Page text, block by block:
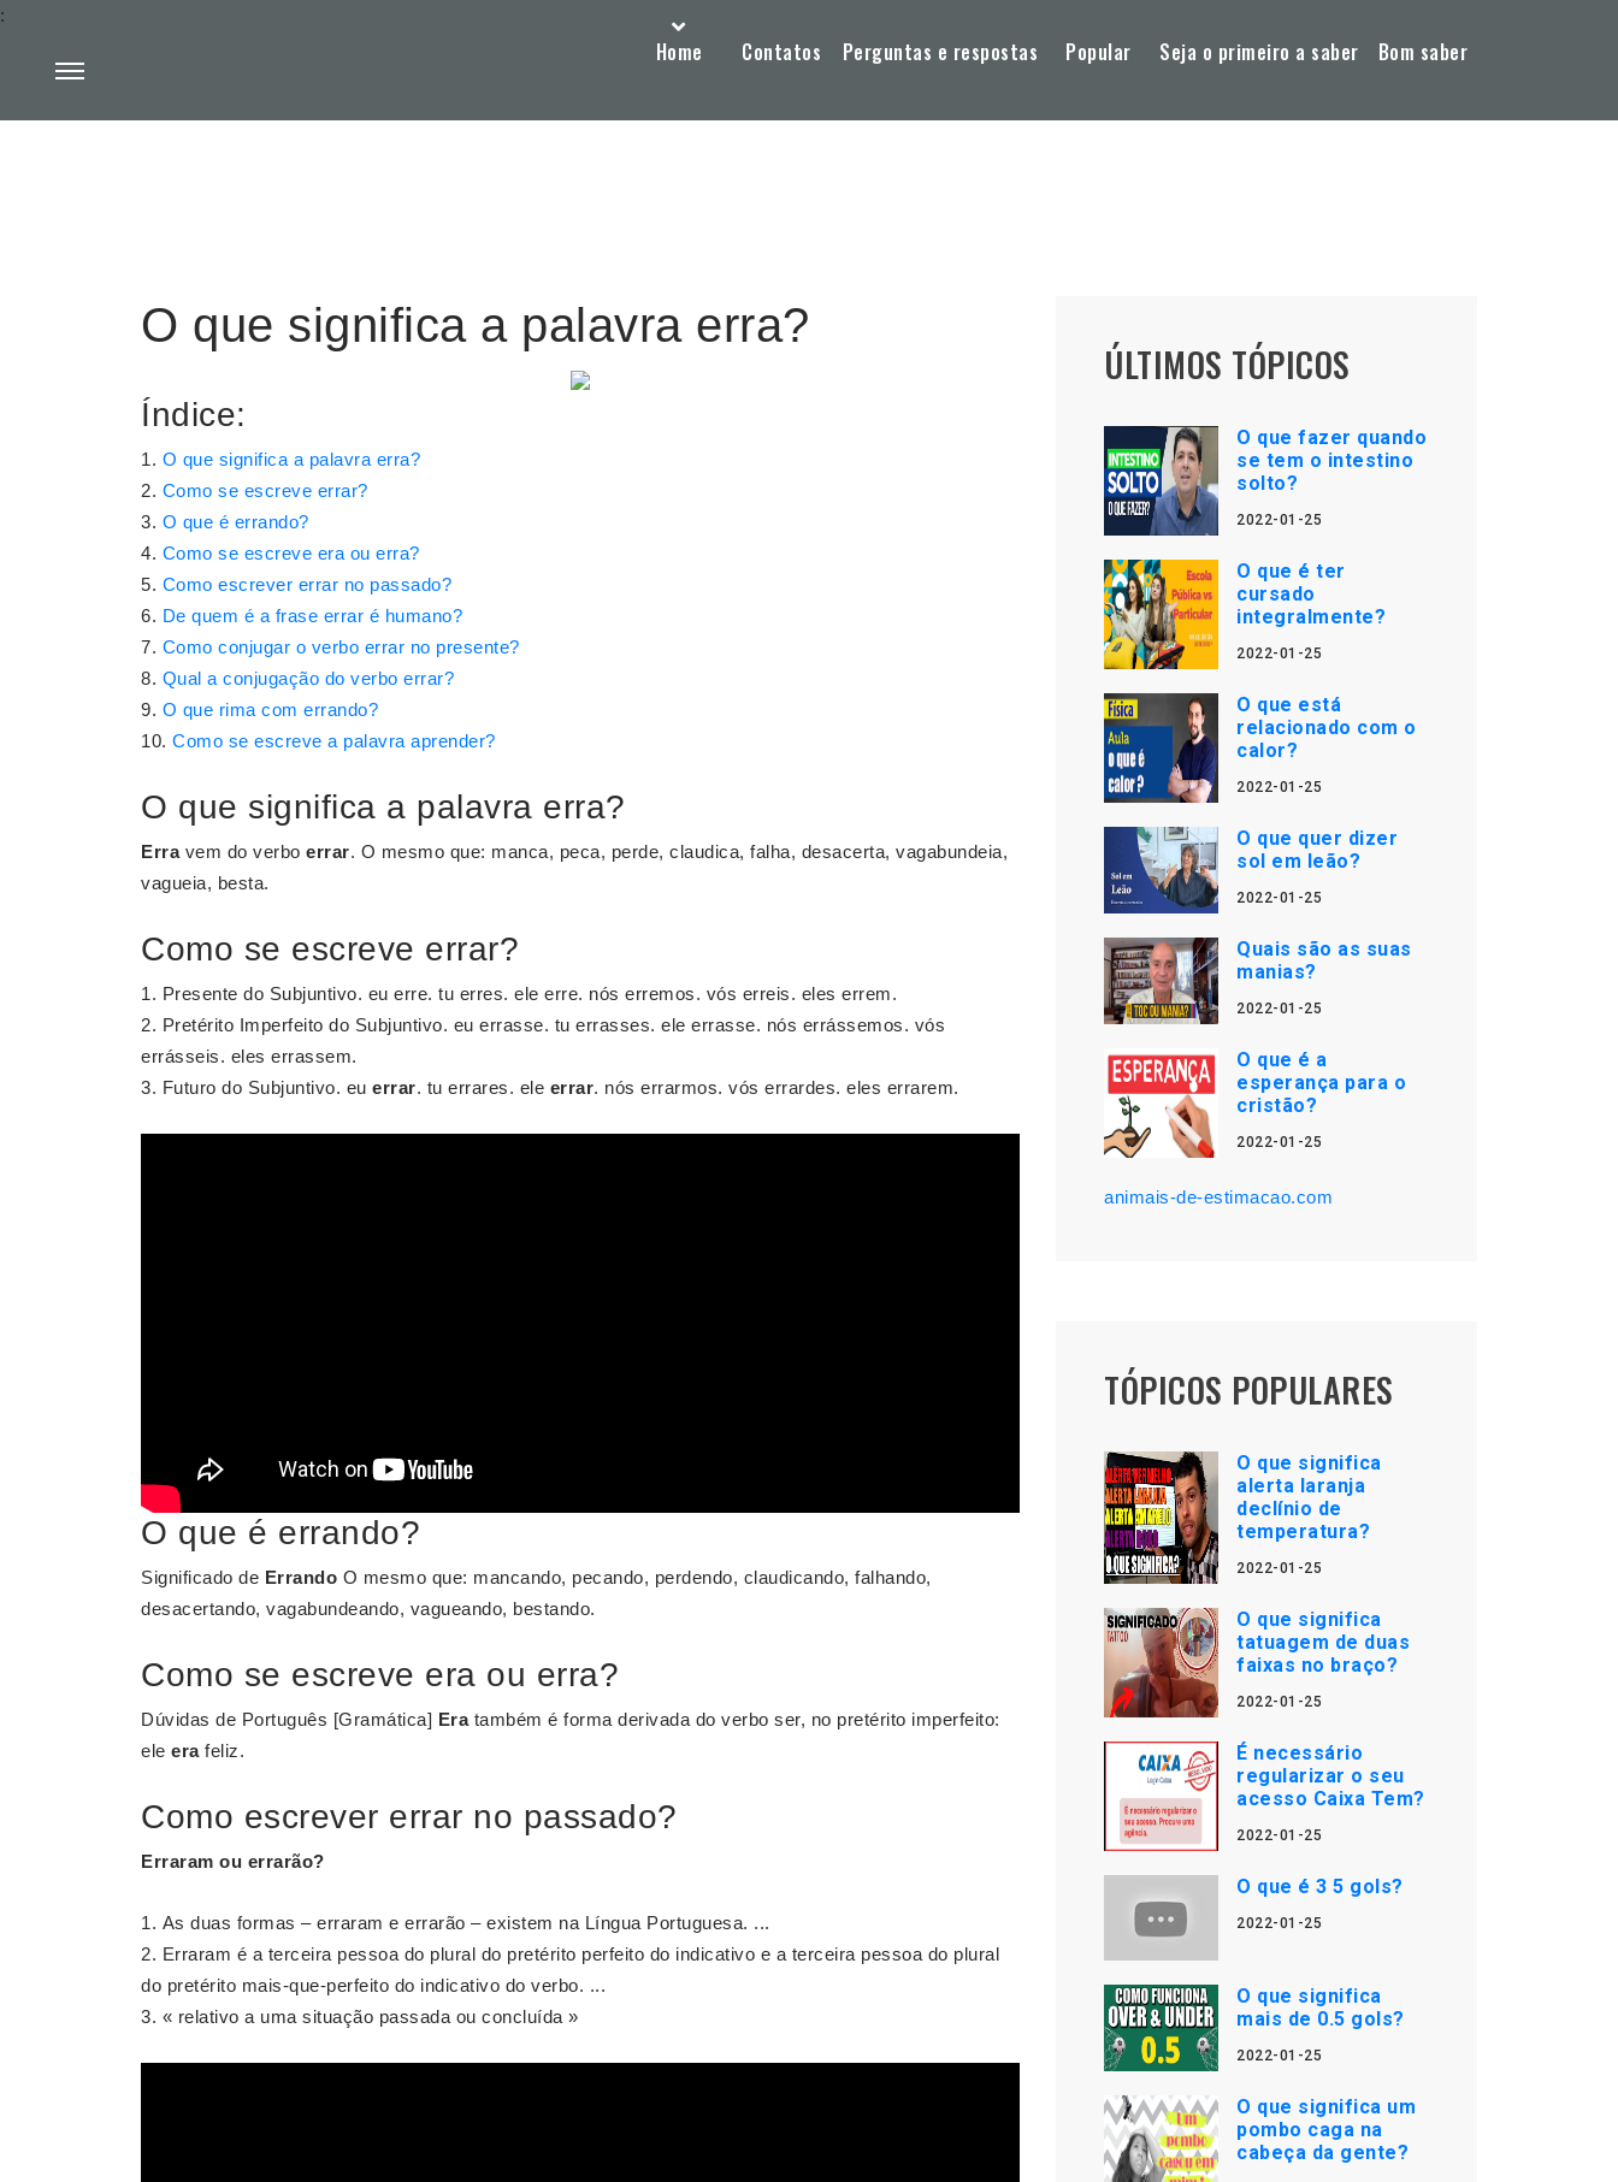
Home Contatos Perguntas e respostas Popular Seja o primeiro a saber Bom saber
:
O que significa a palavra erra?
Índice:
O que significa a palavra erra?
Como se escreve errar?
O que é errando?
Como se escreve era ou erra?
Como escrever errar no passado?
De quem é a frase errar é humano?
Como conjugar o verbo errar no presente?
Qual a conjugação do verbo errar?
O que rima com errando?
Como se escreve a palavra aprender?
O que significa a palavra erra?
Erravem do verbo errar. O mesmo que: manca, peca, perde, claudica, falha, desacerta, vagabundeia,
vagueia, besta.
Como se escreve errar?
Presente do Subjuntivo. eu erre. tu erres. ele erre. nós erremos. vós erreis. eles errem.
Pretérito Imperfeito do Subjuntivo. eu errasse. tu errasses. ele errasse. nós errássemos. vós
errásseis. eles errassem.
Futuro do Subjuntivo. eu errar. tu errares. ele errar. nós errarmos. vós errardes. eles errarem.
O que é errando?
Significado de Errando O mesmo que: mancando, pecando, perdendo, claudicando, falhando,
desacertando, vagabundeando, vagueando, bestando.
Como se escreve era ou erra?
Dúvidas de Português [Gramática] Eratambém é forma derivada do verbo ser, no pretérito imperfeito:
ele erafeliz.
Como escrever errar no passado?
Erraram ou errarão?
As duas formas – erraram e errarão – existem na Língua Portuguesa. ...
Erraram é a terceira pessoa do plural do pretérito perfeito do indicativo e a terceira pessoa do plural
do pretérito mais-que-perfeito do indicativo do verbo. ...
« relativo a uma situação passada ou concluída »
ÚLTIMOS TÓPICOS
O que fazer quando
se tem o intestino
solto?
2022-01-25
O que é ter
cursado
integralmente?
2022-01-25
O que está
relacionado com o
calor?
2022-01-25
O que quer dizer
sol em leão?
2022-01-25
Quais são as suas
manias?
2022-01-25
O que é a
esperança para o
cristão?
2022-01-25
animais-de-estimacao.com
TÓPICOS POPULARES
O que significa
alerta laranja
declínio de
temperatura?
2022-01-25
O que significa
tatuagem de duas
faixas no braço?
2022-01-25
É necessário
regularizar o seu
acesso Caixa Tem?
2022-01-25
O que é 3 5 gols?
2022-01-25
O que significa
mais de 0.5 gols?
2022-01-25
O que significa um
pombo caga na
cabeça da gente?